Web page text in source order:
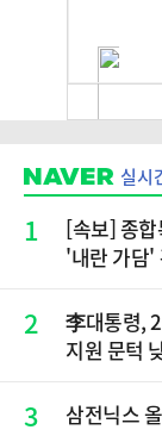
실시
1
[속보] 종
'내란 가담'
2
李대통령,
지원 문턱
3 삼전닉스